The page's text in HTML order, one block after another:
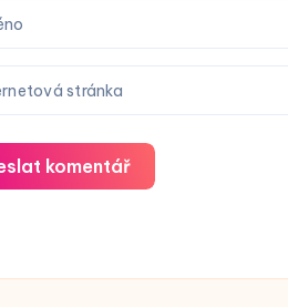
komentář